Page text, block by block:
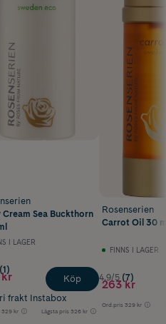
Cream Sea Buckthorn
I LAGER
(1)
frakt Instabox
329 kr Lägsta pris 326 kr
Köp
Rosenserien
Carrot Oil 30
FINNS I LAGER
4.9/5 (7)
263 kr
Ord.pris 329 kr